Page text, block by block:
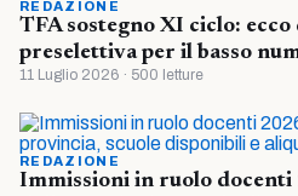
REDAZIONE
TFA sostegno XI ciclo: ecco
preselettiva per il basso
11 Luglio 2026 · 500 letture
REDAZIONE
Immissioni in ruolo docenti